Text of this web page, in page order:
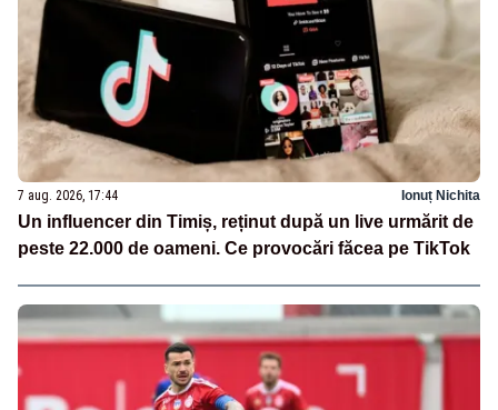
7 aug. 2026, 17:44 Ionuț Nichita
Un influencer din Timiș, reținut după un live urmărit de
peste 22.000 de oameni. Ce provocări făcea pe TikTok